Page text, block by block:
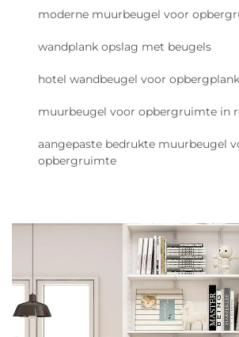
moderne muurbeugel voor
wandplank opslag met beugels
hotel wandbeugel voor opbergplank
muurbeugel voor opbergruimte in
aangepaste bedrukte muurbeugel
opbergruimte